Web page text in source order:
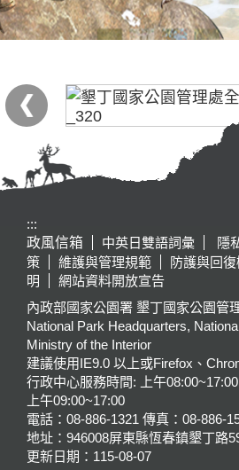
:::
政風信箱
中英日雙語詞彙 隱
策
維護與管理規範 防護與回復
明
網站資料開放宣告
內政部國家公園署 墾丁國家公園管
National Park Headquarters,
Ministry of the Interior
建議使用IE9.0 以上或Firefox、
行政中心服務時間: 上午
上午09:00~17:00
電話：08-886-1321 傳真：08-886-
地址：946008屏東縣恆春鎮墾丁路
更新日期： 115-08-07